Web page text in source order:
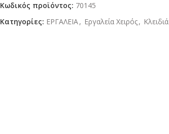
Κωδικός προϊόντος: 70145
Κατηγορίες: ΕΡΓΑΛΕΙΑ, Εργαλεία Χειρός, Κλειδιά